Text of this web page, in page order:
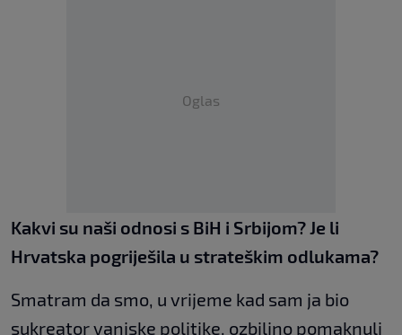
Oglas
Kakvi su naši odnosi s BiH i Srbijom? Je li
Hrvatska pogriješila u strateškim odlukama?
Smatram da smo, u vrijeme kad sam ja bio
sukreator vanjske politike, ozbiljno pomaknuli